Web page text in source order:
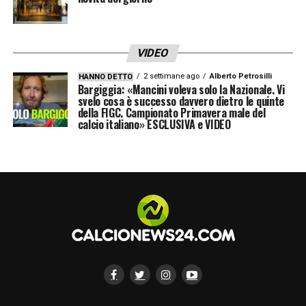
prepara a un altro grande salto nella sua
carriera. Dopo Milano e Parigi, ora
Manchester: la scalata del portiere azzurro
continua.
VIDEO
HANNO DETTO 2 settimane ago Alberto Petrosilli
Bargiggia: «Mancini voleva solo la Nazionale. Vi
svelo cosa è successo davvero dietro le quinte
della FIGC. Campionato Primavera male del
calcio italiano» ESCLUSIVA e VIDEO